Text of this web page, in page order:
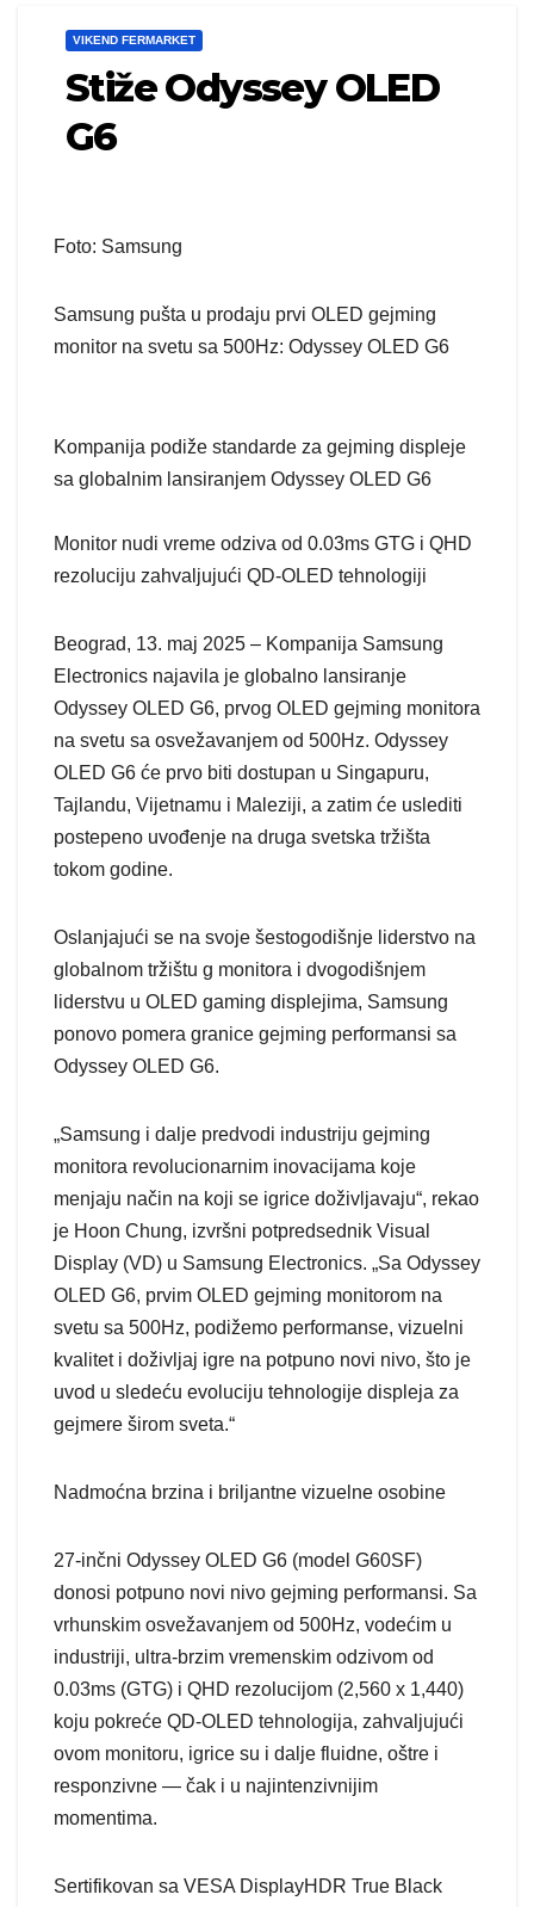
VIKEND FERMARKET
Stiže Odyssey OLED
G6
Foto: Samsung
Samsung pušta u prodaju prvi OLED gejming
monitor na svetu sa 500Hz: Odyssey OLED G6
Kompanija podiže standarde za gejming displeje
sa globalnim lansiranjem Odyssey OLED G6
Monitor nudi vreme odziva od 0.03ms GTG i QHD
rezoluciju zahvaljujući QD-OLED tehnologiji
Beograd, 13. maj 2025 – Kompanija Samsung
Electronics najavila je globalno lansiranje
Odyssey OLED G6, prvog OLED gejming monitora
na svetu sa osvežavanjem od 500Hz. Odyssey
OLED G6 će prvo biti dostupan u Singapuru,
Tajlandu, Vijetnamu i Maleziji, a zatim će uslediti
postepeno uvođenje na druga svetska tržišta
tokom godine.
Oslanjajući se na svoje šestogodišnje liderstvo na
globalnom tržištu g monitora i dvogodišnjem
liderstvu u OLED gaming displejima, Samsung
ponovo pomera granice gejming performansi sa
Odyssey OLED G6.
„Samsung i dalje predvodi industriju gejming
monitora revolucionarnim inovacijama koje
menjaju način na koji se igrice doživljavaju“, rekao
je Hoon Chung, izvršni potpredsednik Visual
Display (VD) u Samsung Electronics. „Sa Odyssey
OLED G6, prvim OLED gejming monitorom na
svetu sa 500Hz, podižemo performanse, vizuelni
kvalitet i doživljaj igre na potpuno novi nivo, što je
uvod u sledeću evoluciju tehnologije displeja za
gejmere širom sveta.“
Nadmoćna brzina i briljantne vizuelne osobine
27-inčni Odyssey OLED G6 (model G60SF)
donosi potpuno novi nivo gejming performansi. Sa
vrhunskim osvežavanjem od 500Hz, vodećim u
industriji, ultra-brzim vremenskim odzivom od
0.03ms (GTG) i QHD rezolucijom (2,560 x 1,440)
koju pokreće QD-OLED tehnologija, zahvaljujući
ovom monitoru, igrice su i dalje fluidne, oštre i
responzivne — čak i u najintenzivnijim
momentima.
Sertifikovan sa VESA DisplayHDR True Black